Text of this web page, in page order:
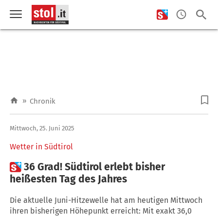
» Chronik
Wetter in Südtirol
Mittwoch, 25. Juni 2025
36 Grad! Südtirol erlebt bisher
heißesten Tag des Jahres
Die aktuelle Juni-Hitzewelle hat am heutigen Mittwoch
ihren bisherigen Höhepunkt erreicht: Mit exakt 36,0